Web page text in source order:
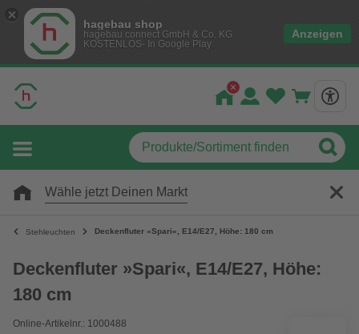
hagebau shop
hagebau connect GmbH & Co. KG
KOSTENLOS- In Google Play
Anzeigen
Wähle jetzt Deinen Markt
Stehleuchten Deckenfluter »Spari«, E14/E27, Höhe: 180 cm
Deckenfluter »Spari«, E14/E27, Höhe:
180 cm
Online-Artikelnr.: 1000488